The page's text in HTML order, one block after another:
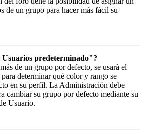
de un grupo para hacer más fácil su
Usuarios predeterminado"?
de un grupo por defecto, se usará el
determinar qué color y rango se
en su perfil. La Administración debe
cambiar su grupo por defecto mediante su
Usuario.